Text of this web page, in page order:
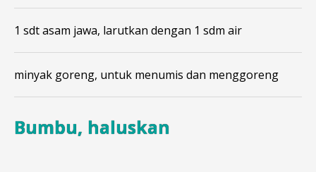
1 sdt asam jawa, larutkan dengan 1 sdm air
minyak goreng, untuk menumis dan menggoreng
Bumbu, haluskan